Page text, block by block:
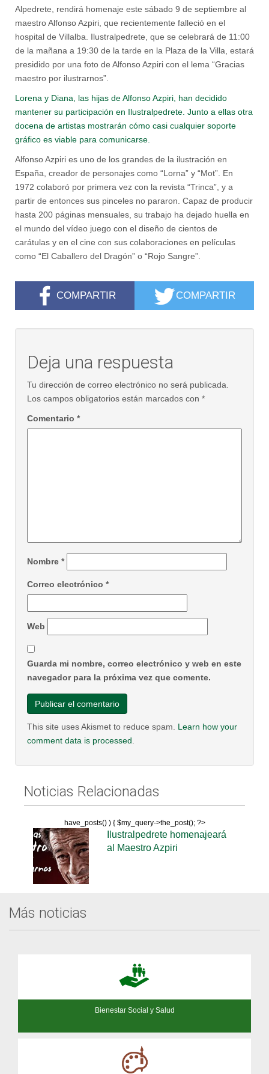
Alpedrete, rendirá homenaje este sábado 9 de septiembre al
maestro Alfonso Azpiri, que recientemente falleció en el
hospital de Villalba. Ilustralpedrete, que se celebrará de 11:00
de la mañana a 19:30 de la tarde en la Plaza de la Villa, estará
presidido por una foto de Alfonso Azpiri con el lema “Gracias
maestro por ilustrarnos”.
Lorena y Diana, las hijas de Alfonso Azpiri, han decidido
mantener su participación en Ilustralpedrete. Junto a ellas otra
docena de artistas mostrarán cómo casi cualquier soporte
gráfico es viable para comunicarse.
Alfonso Azpiri es uno de los grandes de la ilustración en
España, creador de personajes como “Lorna” y “Mot”. En
1972 colaboró por primera vez con la revista “Trinca”, y a
partir de entonces sus pinceles no pararon. Capaz de producir
hasta 200 páginas mensuales, su trabajo ha dejado huella en
el mundo del vídeo juego con el diseño de cientos de
carátulas y en el cine con sus colaboraciones en películas
como “El Caballero del Dragón” o “Rojo Sangre”.
COMPARTIR COMPARTIR
Deja una respuesta
Tu dirección de correo electrónico no será publicada.
Los campos obligatorios están marcados con *
Comentario *
Nombre *
Correo electrónico *
Web
Guarda mi nombre, correo electrónico y web en este
navegador para la próxima vez que comente.
This site uses Akismet to reduce spam. Learn how your
comment data is processed
Noticias Relacionadas
have_posts() ) { $my_query->the_post(); ?>
Ilustralpedrete homenajeará
al Maestro Azpiri
Más noticias
Bienestar Social y Salud